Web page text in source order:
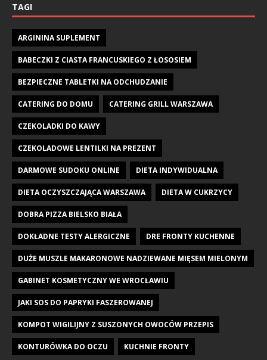
TAGI
ARGININA SUPLEMENT
BABECZKI Z CIASTA FRANCUSKIEGO Z ŁOSOSIEM
BEZPIECZNE TABLETKI NA ODCHUDZANIE
CATERING DO DOMU CATERING GRILL WARSZAWA
CZEKOLADKI DO KAWY
CZEKOLADOWE LENTILKI NA PREZENT
DARMOWE SUDOKU ONLINE DIETA INDYWIDUALNA
DIETA OCZYSZCZAJĄCA WARSZAWA DIETA W CUKRZYCY
DOBRA PIZZA BIELSKO BIAŁA
DOKŁADNE TESTY ALERGICZNE DRE FRONTY KUCHENNE
DUŻE MUSZLE MAKARONOWE NADZIEWANE MIĘSEM MIELONYM
GABINET KOSMETYCZNY WE WROCŁAWIU
JAKI SOS DO PAPRYKI FASZEROWANEJ
KOMPOT WIGILIJNY Z SUSZONYCH OWOCÓW PRZEPIS
KONTURÓWKA DO OCZU KUCHNIE FRONTY